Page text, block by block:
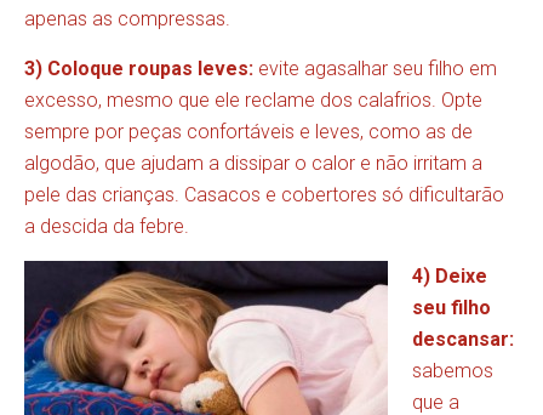
apenas as compressas.
3) Coloque roupas leves: evite agasalhar seu filho em
excesso, mesmo que ele reclame dos calafrios. Opte
sempre por peças confortáveis e leves, como as de
algodão, que ajudam a dissipar o calor e não irritam a
pele das crianças. Casacos e cobertores só dificultarão
a descida da febre.
4) Deixe
seu filho
descansar:
sabemos
que a